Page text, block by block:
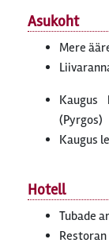
Asukoht
Mere
(Pyrgos)
Kaugus
Hotell
Tubade
Restoran